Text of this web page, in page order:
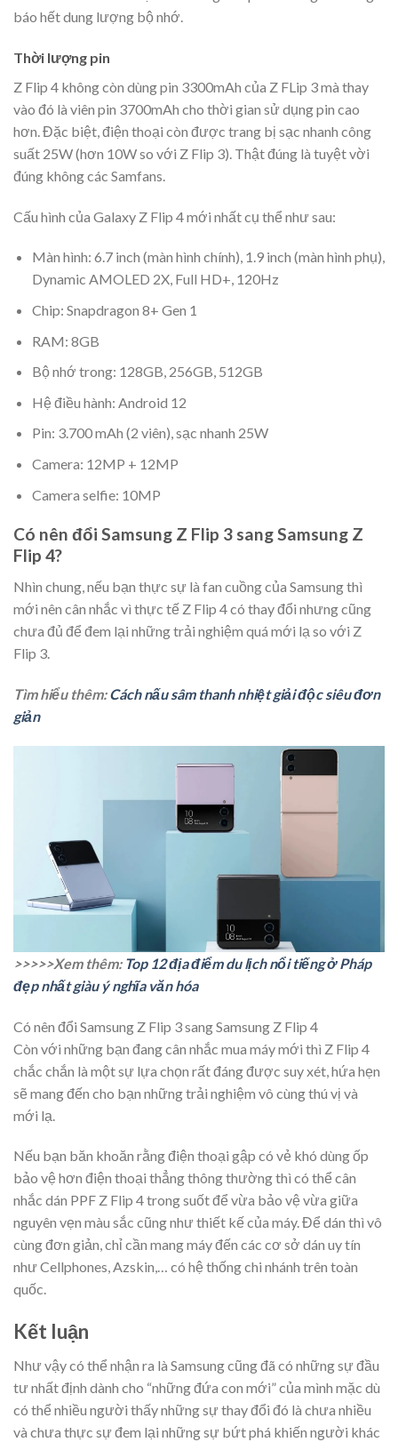
báo hết dung lượng bộ nhớ.
Thời lượng pin
Z Flip 4 không còn dùng pin 3300mAh của Z FLip 3 mà thay
vào đó là viên pin 3700mAh cho thời gian sử dụng pin cao
hơn. Đặc biệt, điện thoại còn được trang bị sạc nhanh công
suất 25W (hơn 10W so với Z Flip 3). Thật đúng là tuyệt vời
đúng không các Samfans.
Cấu hình của Galaxy Z Flip 4 mới nhất cụ thể như sau:
Màn hình: 6.7 inch (màn hình chính), 1.9 inch (màn hình phụ),
Dynamic AMOLED 2X, Full HD+, 120Hz
Chip: Snapdragon 8+ Gen 1
RAM: 8GB
Bộ nhớ trong: 128GB, 256GB, 512GB
Hệ điều hành: Android 12
Pin: 3.700 mAh (2 viên), sạc nhanh 25W
Camera: 12MP + 12MP
Camera selfie: 10MP
Có nên đổi Samsung Z Flip 3 sang Samsung Z
Flip 4?
Nhìn chung, nếu bạn thực sự là fan cuồng của Samsung thì
mới nên cân nhắc vì thực tế Z Flip 4 có thay đổi nhưng cũng
chưa đủ để đem lại những trải nghiệm quá mới lạ so với Z
Flip 3.
Tìm hiểu thêm:Cách nấu sâm thanh nhiệt giải độc siêu đơn
giản
>>>>>Xem thêm: Top 12 địa điểm du lịch nổi tiếng ở Pháp
đẹp nhất giàu ý nghĩa văn hóa
Có nên đổi Samsung Z Flip 3 sang Samsung Z Flip 4
Còn với những bạn đang cân nhắc mua máy mới thì Z Flip 4
chắc chắn là một sự lựa chọn rất đáng được suy xét, hứa hẹn
sẽ mang đến cho bạn những trải nghiệm vô cùng thú vị và
mới lạ.
Nếu bạn băn khoăn rằng điện thoại gập có vẻ khó dùng ốp
bảo vệ hơn điện thoại thẳng thông thường thì có thể cân
nhắc dán PPF Z Flip 4 trong suốt để vừa bảo vệ vừa giữa
nguyên vẹn màu sắc cũng như thiết kế của máy. Để dán thì vô
cùng đơn giản, chỉ cần mang máy đến các cơ sở dán uy tín
như Cellphones, Azskin,… có hệ thống chi nhánh trên toàn
quốc.
Kết luận
Như vậy có thể nhận ra là Samsung cũng đã có những sự đầu
tư nhất định dành cho “những đứa con mới” của mình mặc dù
có thể nhiều người thấy những sự thay đổi đó là chưa nhiều
và chưa thực sự đem lại những sự bứt phá khiến người khác